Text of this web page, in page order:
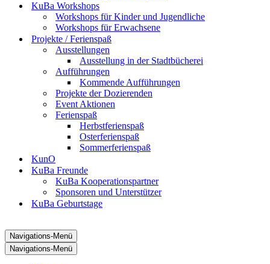
KuBa Workshops
Workshops für Kinder und Jugendliche
Workshops für Erwachsene
Projekte / Ferienspaß
Ausstellungen
Ausstellung in der Stadtbücherei
Aufführungen
Kommende Aufführungen
Projekte der Dozierenden
Event Aktionen
Ferienspaß
Herbstferienspaß
Osterferienspaß
Sommerferienspaß
KunO
KuBa Freunde
KuBa Kooperationspartner
Sponsoren und Unterstützer
KuBa Geburtstage
Navigations-Menü
Navigations-Menü